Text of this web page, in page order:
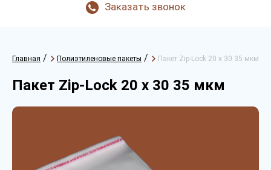
Заказать звонок
Главная / Полиэтиленовые пакеты / Пакет Zip-Lock 20 х 30 35 мкм
Пакет Zip-Lock 20 х 30 35 мкм